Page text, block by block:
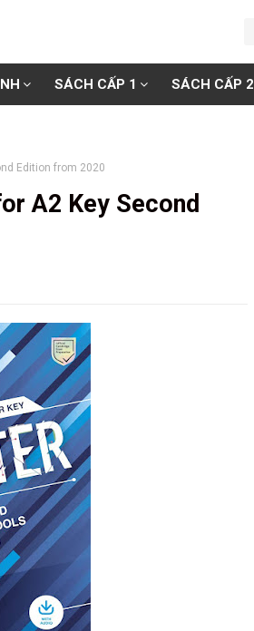
SÁCH CẤP 1 SÁCH CẤP 2
Edition from 2020
A2 Key Second